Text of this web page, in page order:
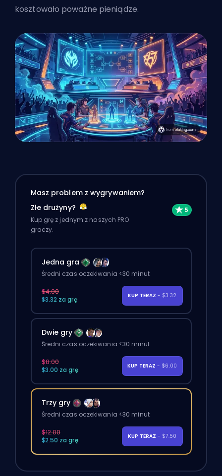
kosztowało poważne pieniądze.
Masz problem z wygrywaniem?
Złe drużyny?
Kup grę z jednym z naszych PRO
graczy.
Jedna gra
Średni czas oczekiwania <30 minut
$4.00
$3.32 za grę
KUP TERAZ - $3.32
Dwie gry
Średni czas oczekiwania <30 minut
$8.00
$3.00 za grę
KUP TERAZ - $6.00
Trzy gry
Średni czas oczekiwania <30 minut
$12.00
$2.50 za grę
KUP TERAZ - $7.50